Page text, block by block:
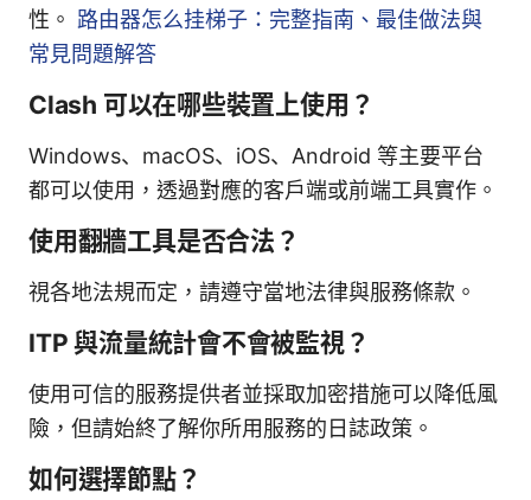
性。 路由器怎么挂梯子：完整指南、最佳做法與
常見問題解答
Clash 可以在哪些裝置上使用？
Windows、macOS、iOS、Android 等主要平台
都可以使用，透過對應的客戶端或前端工具實作。
使用翻牆工具是否合法？
視各地法規而定，請遵守當地法律與服務條款。
ITP 與流量統計會不會被監視？
使用可信的服務提供者並採取加密措施可以降低風
險，但請始終了解你所用服務的日誌政策。
如何選擇節點？